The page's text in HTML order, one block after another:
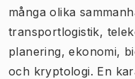
många olika
transportlogistik,
planering, ekonomi,
och kryptologi. En